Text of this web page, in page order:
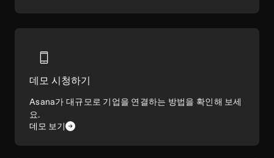
데모 시청하기
Asana가 대규모로 기업을 연결하는 방법을 확인해 보세
요.
데모 보기